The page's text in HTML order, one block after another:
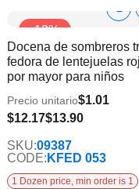
-12%
Docena de sombreros
fedora de lentejuelas
por mayor para niños
$12.17$13.90
Precio unitario$1.01
CODE: KFED 053
SKU:09387
1 Dozen price, min order is 1